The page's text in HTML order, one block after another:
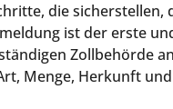
die sicherstellen,
ist der erste
Zollbehörde
Menge, Herkunft